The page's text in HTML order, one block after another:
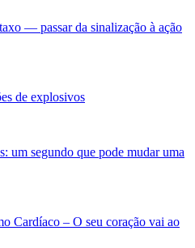
— passar da sinalização à ação
de explosivos
um segundo que pode mudar uma
Cardíaco – O seu coração vai ao